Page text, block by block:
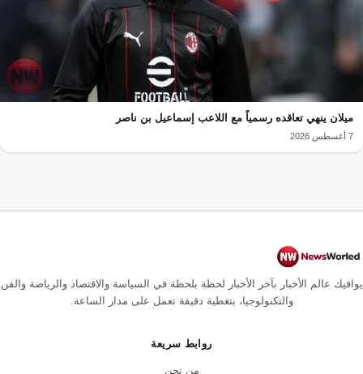
ميلان ينهي تعاقده رسمياً مع اللاعب إسماعيل بن ناصر
7 أغسطس 2026
يوافيك عالم الأخبار بآخر الأخبار لحظة بلحظة في السياسة والاقتصاد والرياضة والفن
والتكنولوجيا، بتغطية دقيقة تعمل على مدار الساعة.
روابط سريعة
من نحن